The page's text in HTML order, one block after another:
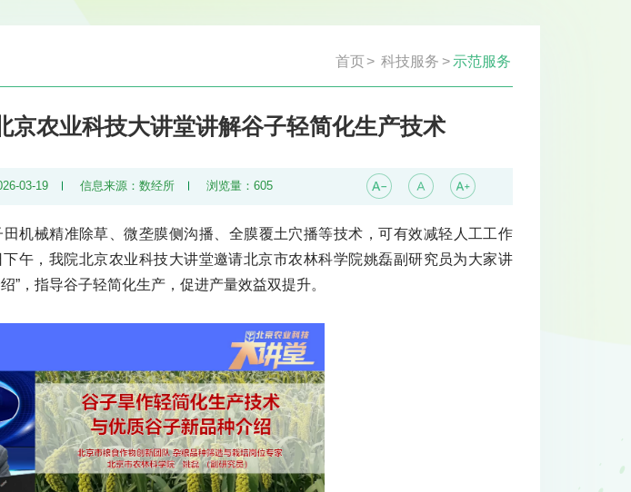
首页> 科技服务 > 示范服务
农业科技大讲堂讲解谷子轻简化生产技术
03-19 信息来源：数经所 浏览量： 605
机械精准除草、微垄膜侧沟播、全膜覆土穴播等技术，可有效减轻人工工作
午，我院北京农业科技大讲堂邀请北京市农林科学院姚磊副研究员为大家讲
”，指导谷子轻简化生产，促进产量效益双提升。